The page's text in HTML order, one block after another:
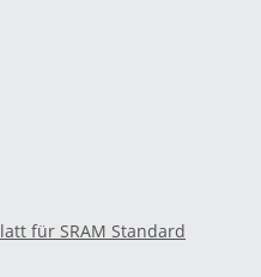
für SRAM Standard